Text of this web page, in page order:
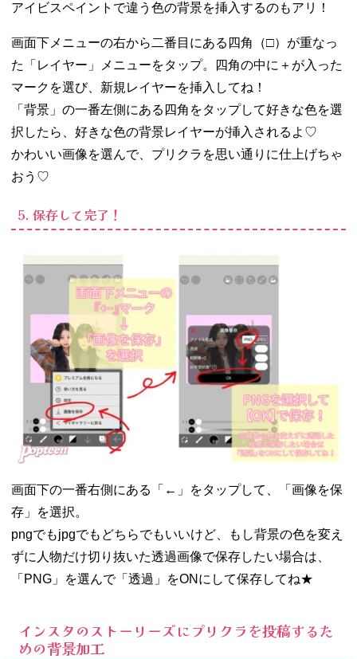
アイビスペイントで違う色の背景を挿入するのもアリ！
画面下メニューの右から二番目にある四角（□）が重なっ
た「レイヤー」メニューをタップ。四角の中に＋が入った
マークを選び、新規レイヤーを挿入してね！
「背景」の一番左側にある四角をタップして好きな色を選
択したら、好きな色の背景レイヤーが挿入されるよ♡
かわいい画像を選んで、プリクラを思い通りに仕上げちゃ
おう♡
5. 保存して完了！
画面下の一番右側にある「←」をタップして、「画像を保
存」を選択。
pngでもjpgでもどちらでもいいけど、もし背景の色を変え
ずに人物だけ切り抜いた透過画像で保存したい場合は、
「PNG」を選んで「透過」をONにして保存してね★
インスタのストーリーズにプリクラを投稿するた
めの背景加工